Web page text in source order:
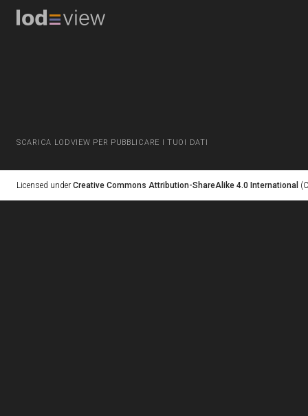
SCARICA LODVIEW PER PUBBLICARE I TUOI DATI
Licensed under Creative Commons Attribution-ShareAlike 4.0 International